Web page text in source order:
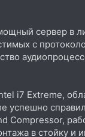
сервер в
с
i7 Extreme,
Compressor,
в стойку и